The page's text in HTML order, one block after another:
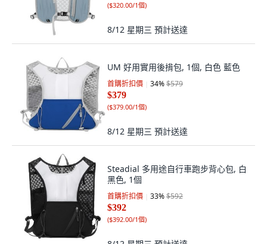
($320.00/1個)
8/12 星期三 預計送達
UM 好用實用後揹包, 1個, 白色 藍色
首購折扣價 34%$579
$379
($379.00/1個)
8/12 星期三 預計送達
Steadial 多用途自行車跑步背心包, 白
黑色, 1個
首購折扣價 33%$592
$392
($392.00/1個)